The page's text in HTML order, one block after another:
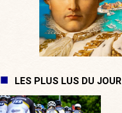
LES PLUS LUS DU JOUR